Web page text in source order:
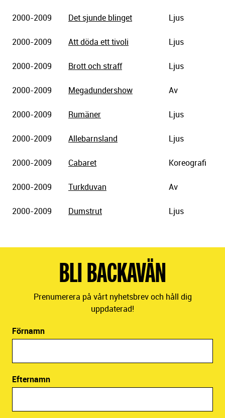
2000-2009 Det sjunde blinget Ljus
2000-2009 Att döda ett tivoli Ljus
2000-2009 Brott och straff Ljus
2000-2009 Megadundershow Av
2000-2009 Rumäner Ljus
2000-2009 Allebarnsland Ljus
2000-2009 Cabaret Koreografi
2000-2009 Turkduvan Av
2000-2009 Dumstrut Ljus
BLI BACKAVÄN
Prenumerera på vårt nyhetsbrev och håll dig
uppdaterad!
Förnamn
Efternamn